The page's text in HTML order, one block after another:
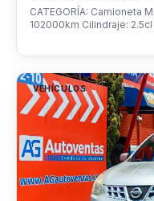
CATEGORÍA: Camioneta
102000km Cilindraje:
VEHÍCULOS